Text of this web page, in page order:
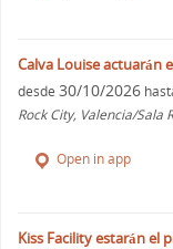
Calva Louise actuarán
desde 30/10/2026
Rock City, Valencia/
Open in app
Kiss Facility estarán el